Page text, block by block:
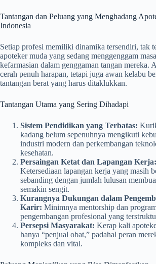
Tantangan dan Peluang yang Menghadang
Indonesia
Setiap profesi memiliki dinamika tersendiri, tak
apoteker muda yang sedang menggenggam
kefarmasian dalam genggaman tangan mereka.
cerah penuh harapan, tetapi juga awan kelabu
tantangan berat yang harus ditaklukkan.
Tantangan Utama yang Sering Dihadapi
Sistem Pendidikan yang Terbatas:
kadang belum sepenuhnya mengikuti
industri modern dan perkembangan
kesehatan.
Persaingan Ketat dan Lapangan Kerja:
Ketersediaan lapangan kerja yang masih
sebanding dengan jumlah lulusan
semakin sengit.
Kurangnya Dukungan dalam
Karir: Minimnya mentorship dan
pengembangan profesional yang
Persepsi Masyarakat: Kerap kali
hanya “penjual obat,” padahal peran
kompleks dan vital.